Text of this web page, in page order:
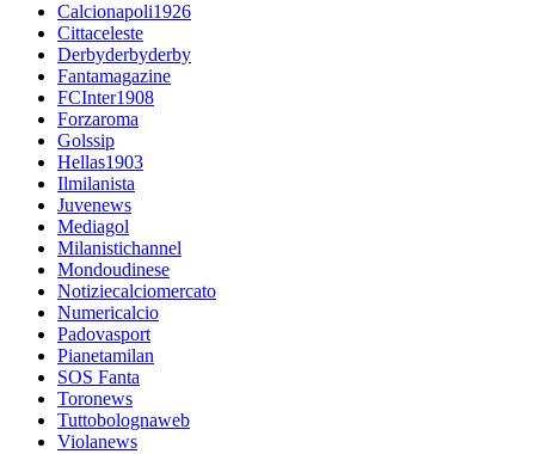
Calcionapoli1926
Cittaceleste
Derbyderbyderby
Fantamagazine
FCInter1908
Forzaroma
Golssip
Hellas1903
Ilmilanista
Juvenews
Mediagol
Milanistichannel
Mondoudinese
Notiziecalciomercato
Numericalcio
Padovasport
Pianetamilan
SOS Fanta
Toronews
Tuttobolognaweb
Violanews